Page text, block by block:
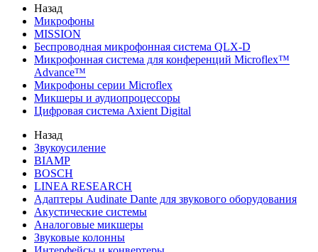
Назад
Микрофоны
MISSION
Беспроводная микрофонная система QLX-D
Микрофонная система для конференций Microflex™
Advance™
Микрофоны серии Microflex
Микшеры и аудиопроцессоры
Цифровая система Axient Digital
Назад
Звукоусиление
BIAMP
BOSCH
LINEA RESEARCH
Адаптеры Audinate Dante для звукового оборудования
Акустические системы
Аналоговые микшеры
Звуковые колонны